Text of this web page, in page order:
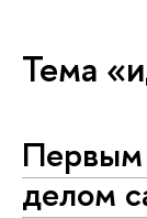
Тема
делом